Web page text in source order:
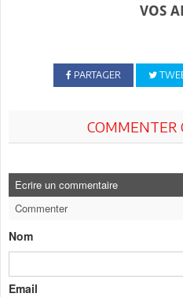
VOS
PARTAGER
COMMENTER
Ecrire un commentaire
Commenter
Nom
Email